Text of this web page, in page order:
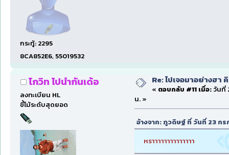
กระทู้: 2295
8CA852E6, 55019532
โกวิท ไปนำกันเด้อ
ลงทะเบียน HL
ขี้โม้ระดับสุดยอด
Re: ไปเจอมาอย่างฮ
« ตอบกลับ #11 เมื่อ:วันที่
น. »
อ้างจาก: ภูวดิษฐ์ ที่ วันที่ 23 ก
หราาาาาาาาาาาาาา